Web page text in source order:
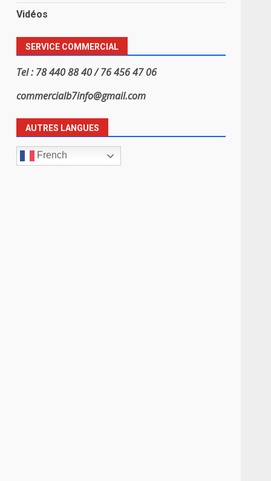
Vidéos
SERVICE COMMERCIAL
Tel : 78 440 88 40 / 76 456 47 06
commercialb7info@gmail.com
AUTRES LANGUES
French